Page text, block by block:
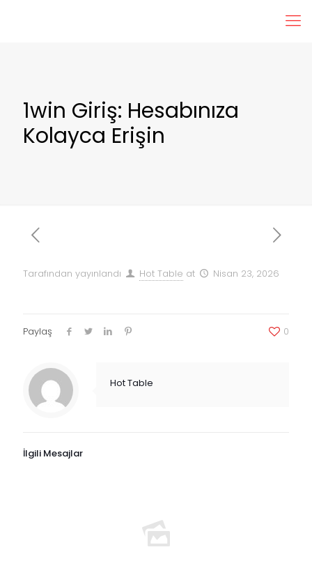
1win Giriş: Hesabınıza
Kolayca Erişin
Tarafından yayınlandı Hot Table at Nisan 23, 2026
Paylaş 0
Hot Table
İlgili Mesajlar